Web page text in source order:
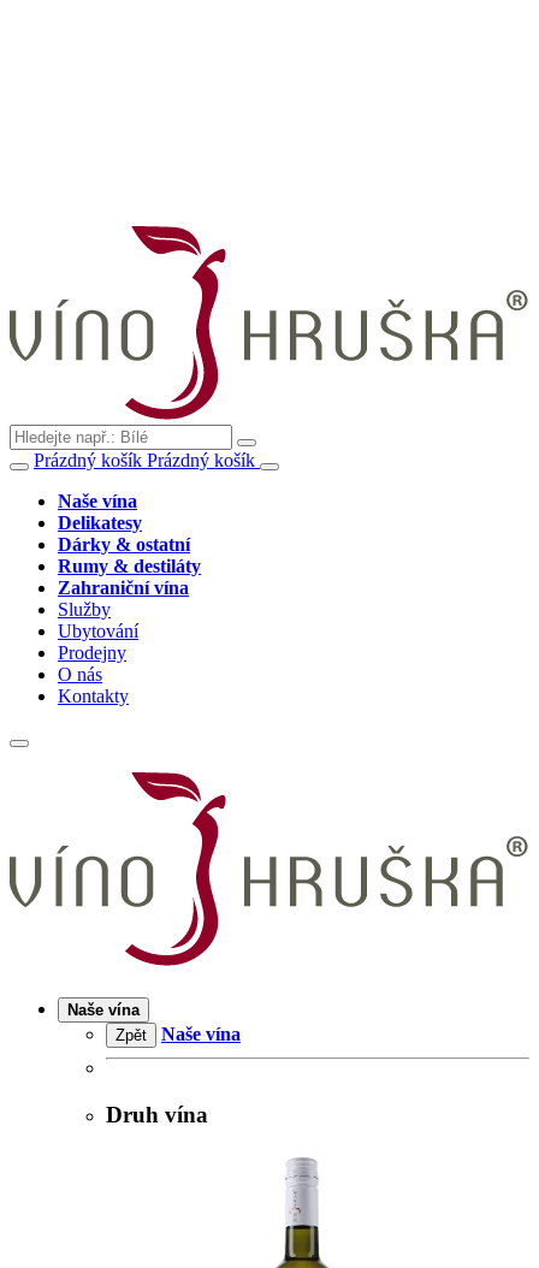
Prázdný košík Prázdný košík
Naše vína
Delikatesy
Dárky & ostatní
Rumy & destiláty
Zahraniční vína
Služby
Ubytování
Prodejny
O nás
Kontakty
Naše vína
Zpět
Naše vína
Druh vína